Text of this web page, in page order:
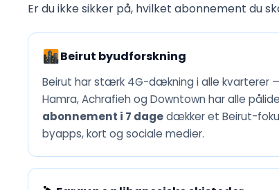
Er du ikke sikker på, hvilket abonnement du
Beirut byudforskning
Beirut har stærk 4G-dækning i alle kvarterer
Hamra, Achrafieh og Downtown har alle
abonnement i 7 dagedækker et Beirut-
byapps, kort og sociale medier.